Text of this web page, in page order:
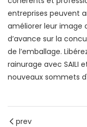
entreprises peuvent
améliorer leur image
d’avance sur la
de l’emballage.
rainurage avec SAILI
nouveaux sommets
prev